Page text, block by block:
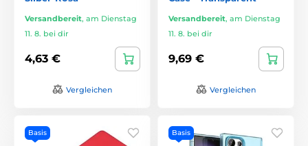
Versandbereit, am Dienstag
11. 8. bei dir
4,63 €
Vergleichen
Versandbereit, am Dienstag
11. 8. bei dir
9,69 €
Vergleichen
Basis Basis